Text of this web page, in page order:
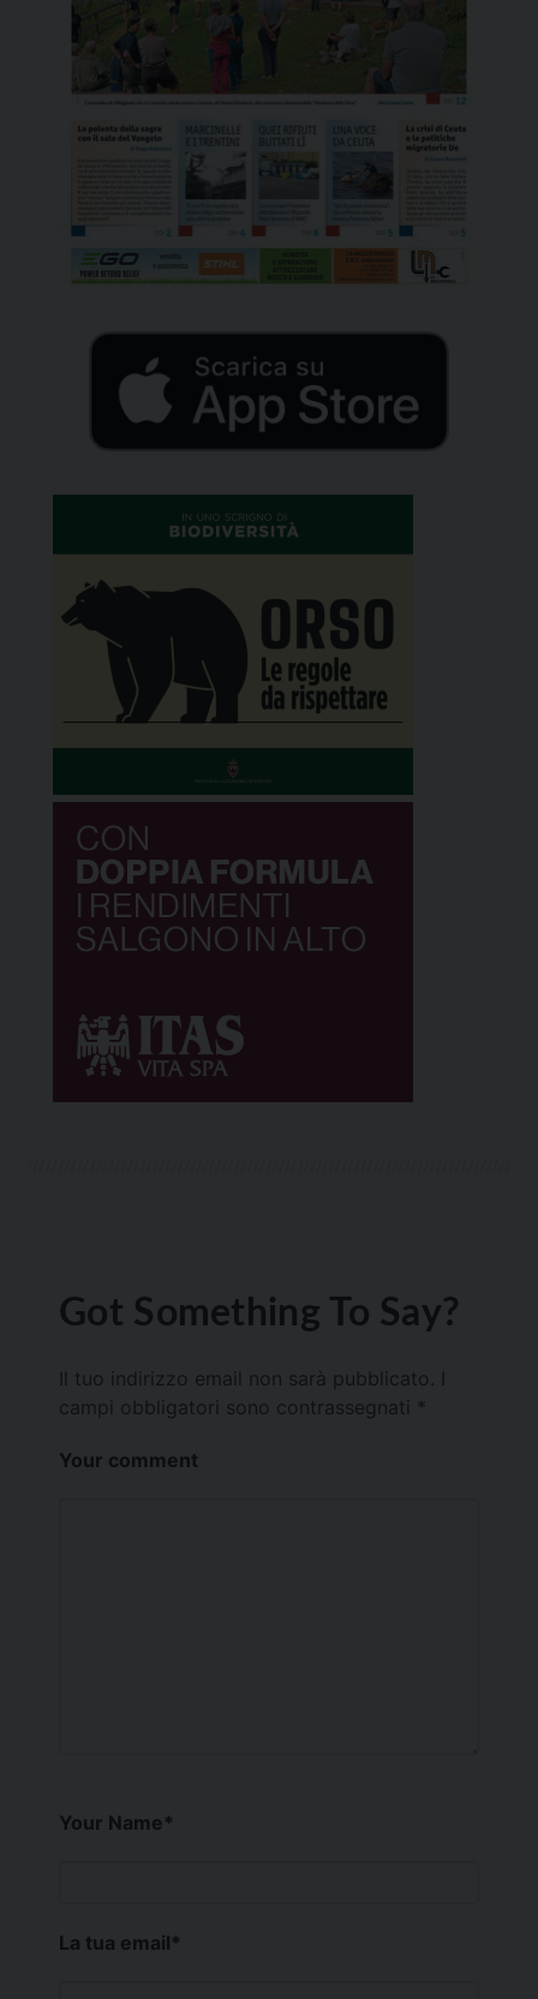
Got Something To Say?
Il tuo indirizzo email non sarà pubblicato.
campi obbligatori sono contrassegnati *
Your comment
Your Name*
La tua email*